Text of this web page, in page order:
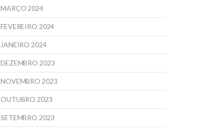
MARÇO 2024
FEVEREIRO 2024
JANEIRO 2024
DEZEMBRO 2023
NOVEMBRO 2023
OUTUBRO 2023
SETEMBRO 2023